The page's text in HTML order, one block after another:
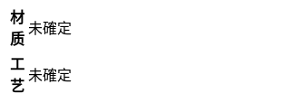
材
质
未確定
工
艺
未確定